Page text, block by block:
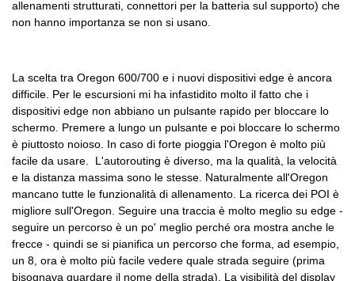
allenamenti strutturati, connettori per la batteria sul supporto) che
non hanno importanza se non si usano.
La scelta tra Oregon 600/700 e i nuovi dispositivi edge è ancora
difficile. Per le escursioni mi ha infastidito molto il fatto che i
dispositivi edge non abbiano un pulsante rapido per bloccare lo
schermo. Premere a lungo un pulsante e poi bloccare lo schermo
è piuttosto noioso. In caso di forte pioggia l'Oregon è molto più
facile da usare. L'autorouting è diverso, ma la qualità, la velocità
e la distanza massima sono le stesse. Naturalmente all'Oregon
mancano tutte le funzionalità di allenamento. La ricerca dei POI è
migliore sull'Oregon. Seguire una traccia è molto meglio su edge -
seguire un percorso è un po' meglio perché ora mostra anche le
frecce - quindi se si pianifica un percorso che forma, ad esempio,
un 8, ora è molto più facile vedere quale strada seguire (prima
bisognava guardare il nome della strada). La visibilità del display